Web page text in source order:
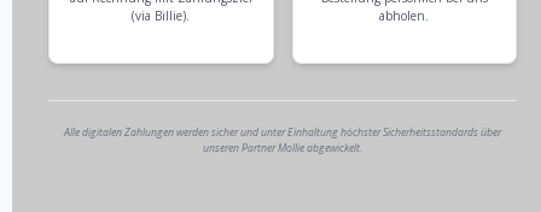
(via Billie).
abholen.
Alle digitalen Zahlungen werden sicher und unter Einhaltung höchster Sicherheitsstandards über
unseren Partner Mollie abgewickelt.